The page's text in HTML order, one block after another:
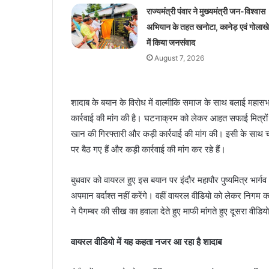
राज्यमंत्री पंवार ने मुख्यमंत्री जन-विश्वास
अभियान के तहत खनोटा, कानेड़ एवं
में किया जनसंवाद
August 7, 2026
शादाब के बयान के विरोध में वाल्मीकि समाज के साथ बलाई
कार्रवाई की मांग की है। घटनाक्रम को लेकर आहत सफाई
खान की गिरफ्तारी और कड़ी कार्रवाई की मांग की। इसी के
पर बैठ गए हैं और कड़ी कार्रवाई की मांग कर रहे हैं।
बुधवार को वायरल हुए इस बयान पर इंदौर महापौर पुष्यमित्र
अपमान बर्दाश्त नहीं करेंगे। वहीं वायरल वीडियो को लेकर
ने पैगम्बर की सीख का हवाला देते हुए माफी मांगते हुए दूसरा
वायरल वीडियो में यह कहता नजर आ रहा है शादाब